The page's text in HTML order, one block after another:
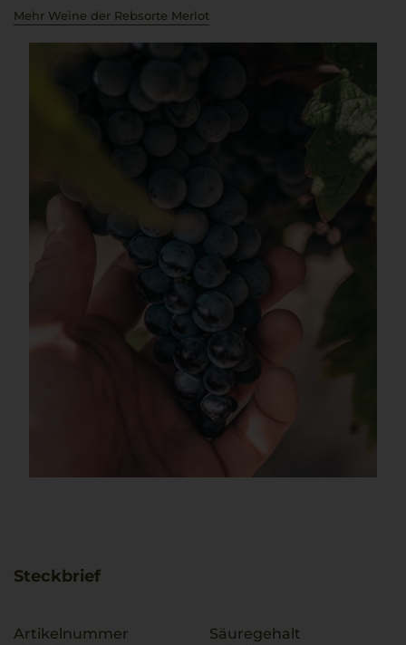
Mehr Weine der Rebsorte Merlot
Steckbrief
Artikelnummer
Säuregehalt